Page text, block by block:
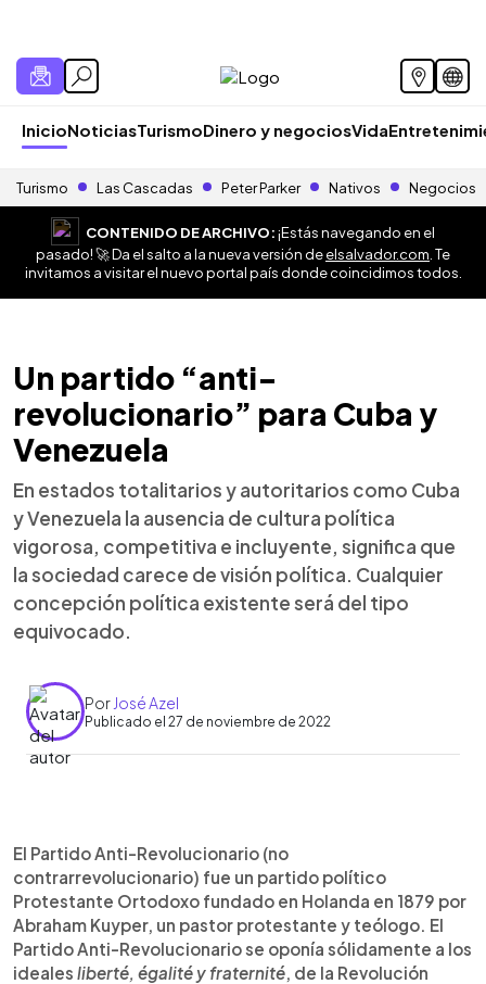
InicioNoticiasTurismoDinero y negociosVida
Turismo Las Cascadas Peter Parker Nativos Negocios
CONTENIDO DE ARCHIVO:¡Estás navegando en el
pasado! 🚀 Da el salto a la nueva versión deelsalvador.com . Te
invitamos a visitar el nuevo portal país donde coincidimos todos.
Un partido “anti-
revolucionario” para Cuba y
Venezuela
En estados totalitarios y autoritarios como Cuba
y Venezuela la ausencia de cultura política
vigorosa, competitiva e incluyente, significa que
la sociedad carece de visión política. Cualquier
concepción política existente será del tipo
equivocado.
Por José Azel
Publicado el 27 de noviembre de 2022
► Escuchar artículo
El Partido Anti-Revolucionario (no
contrarrevolucionario) fue un partido político
Protestante Ortodoxo fundado en Holanda en 1879 por
Abraham Kuyper, un pastor protestante y teólogo. El
Partido Anti-Revolucionario se oponía sólidamente a los
ideales liberté, égalité y fraternité, de la Revolución